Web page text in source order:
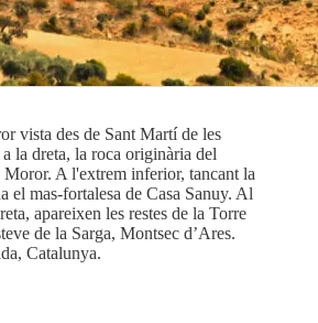
vista des de Sant Martí de les
la dreta, la roca originària del
A l'extrem inferior, tancant la
el mas-fortalesa de Casa Sanuy. Al
apareixen les restes de la Torre
de la Sarga, Montsec d’Ares.
Catalunya.